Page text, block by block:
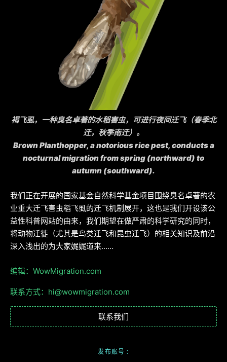
发布账号 :
褐飞虱，一种臭名卓著的水稻害虫，可进行夜间迁飞（春季北
迁，秋季南迁）。
Brown Planthopper, a notorious rice pest, conducts a
nocturnal migration from spring (northward) to
autumn (southward).
我们正在开展的国家基金自然科学基金项目围绕臭名卓著的农
业重大迁飞害虫稻飞虱的迁飞机制展开，这也是我们开设该公
益性科普网站的由来，我们期望在做严肃的科学研究的同时，
将动物迁徙（尤其是鸟类迁飞和昆虫迁飞）的相关知识及前沿
深入浅出的为大家娓娓道来……
编辑：WowMigration.com
联系方式：hi@wowmigration.com
联系我们